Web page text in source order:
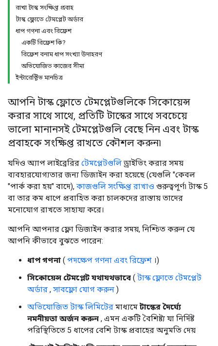
রাখা টাস্ক সংক্ষিপ্ত প্রবাহ
টাস্ক ফ্লোতে টেমপ্লেট অর্ডার
ধাপ গণনা এবং রিফ্রেশ
একটি রিফ্রেশ কি?
রিফ্রেশ বনাম ধাপ সংখ্যা উদাহরণ
অভিযোজিত কাজের সীমা
ইন্টারেক্টিভ মানচিত্র
আপনি টাস্ক ফ্লোতে টেমপ্লেটগুলিকে সিকোয়েন্স
করার সাথে সাথে, প্রতিটি টাস্কের সাথে সবচেয়ে
ভালো মানানসই টেমপ্লেটগুলি বেছে নিন এবং টাস্ক
প্রবাহকে সংক্ষিপ্ত রাখতে কৌশল করুন৷
যদিও অ্যাপ লাইব্রেরির টেমপ্লেটগুলি ড্রাইভিং করার সময়
ব্যবহারযোগ্যতার জন্য ডিজাইন করা হয়েছে (যেগুলি "কেবল
"পার্ক করা হয়" বাদে), কাজগুলি সংক্ষিপ্ত রাখাও গুরুত্বপূর্ণ৷ টাস্ক 5
বা তার কম ধাপে প্রবাহিত করা চালকদের রাস্তায় তাদের
মনোযোগ রাখতে সাহায্য করে।
আপনি আপনার ফ্লো ডিজাইন করার সময়, নিশ্চিত করুন যে
আপনি কীভাবে বুঝতে পারেন:
ধাপ গণনা ( পদক্ষেপ গণনা এবং রিফ্রেশ ।)
সিকোয়েন্স টেমপ্লেট যথাযথভাবে ( টাস্ক ফ্লোতে টেমপ্লেট
অর্ডার , সাবফ্লো যোগ করুন )
অভিযোজিত টাস্ক লিমিটের মাধ্যমে টাস্কের দৈর্ঘ্যে
নমনীয়তা অর্জন করুন , এমন একটি বৈশিষ্ট্য যা নির্দিষ্ট
পরিস্থিতিতে 5 ধাপের বেশি টাস্ক প্রবাহের অনুমতি দেয়